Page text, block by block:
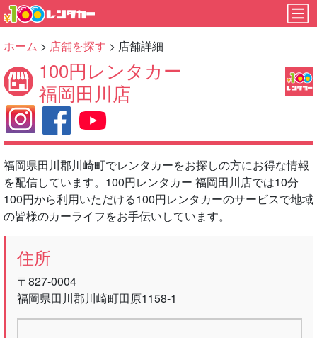
ホーム > 店舗を探す > 店舗詳細
100円レンタカー
福岡田川店
福岡県田川郡川崎町でレンタカーをお探しの方にお得な情報
を配信しています。100円レンタカー 福岡田川店では10分
100円から利用いただける100円レンタカーのサービスで地域
の皆様のカーライフをお手伝いしています。
住所
〒827-0004
福岡県田川郡川崎町田原1158-1